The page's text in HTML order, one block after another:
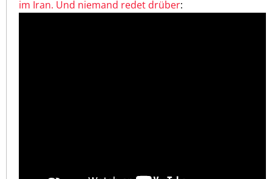
im Iran. Und niemand redet drüber: